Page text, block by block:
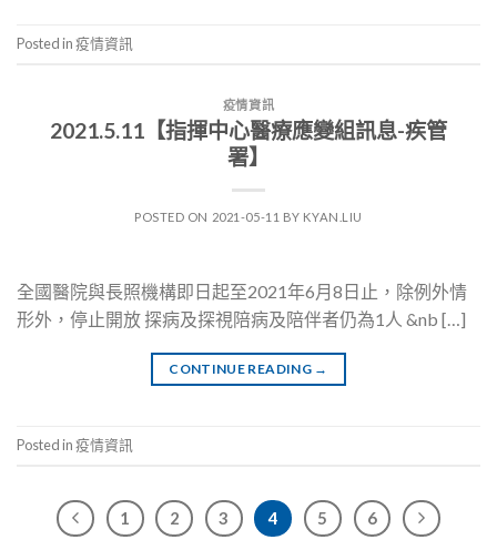
Posted in疫情資訊
疫情資訊
2021.5.11【指揮中心醫療應變組訊息-疾管
署】
POSTED ON 2021-05-11 BY KYAN.LIU
全國醫院與長照機構即日起至2021年6月8日止，除例外情
形外，停止開放 探病及探視陪病及陪伴者仍為1人 &nb […]
CONTINUE READING →
Posted in疫情資訊
1 2 3 4 5 6